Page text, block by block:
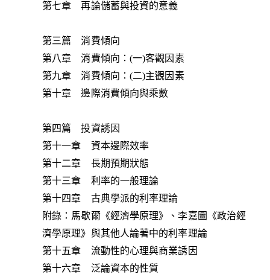
第七章 再論儲蓄與投資的意義
第三篇 消費傾向
第八章 消費傾向：(一)客觀因素
第九章 消費傾向：(二)主觀因素
第十章 邊際消費傾向與乘數
第四篇 投資誘因
第十一章 資本邊際效率
第十二章 長期預期狀態
第十三章 利率的一般理論
第十四章 古典學派的利率理論
附錄：馬歇爾《經濟學原理》、李嘉圖《政治經
濟學原理》與其他人論著中的利率理論
第十五章 流動性的心理與商業誘因
第十六章 泛論資本的性質